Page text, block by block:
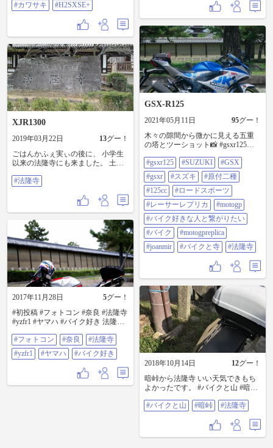
#カワサキ
#H2SXSE+
GSX-R125
2021年05月11日 95グー！
木々の隙間から微かに見える五重
の塔とツーショット📸 #gsxr125
種 #125cc #ロードスポーツ #レーサ
ーレプリカ #motogp #バイク好きな
人と繋がりたい #バイク
#motogpreplica #joanmir #バイクと寺
#法隆寺
#gsxr125 #SUZUKI
#GSX
#gsxr
#スズキ
#原付二種
#125cc
#ロードスポーツ
#レーサーレプリカ
#motogp
#バイク好きな人と繋がりたい
#バイク
#motogpreplica
#joanmir
#バイクと寺 #法隆寺
XJR1300
2019年03月22日 13グー！
ごはんかふぇ実ぃの後に、 小学生
以来の法隆寺にも来ました。 土産
め。と言ってくれて、 無料で駐車
がたかったです。 #法隆寺
#法隆寺
2018年10月14日 12グー！
暗峠から法隆寺 いい天気できもち
よかったです。 #バイクと山 #暗峠
#バイクと山
#暗峠 #法隆寺
2017年11月28日 5グー！
#初投稿 #フォトコン #奈良 #法隆寺
#yzfr1 #ヤマハ #バイク好き 法隆寺
不思議な力が有って、毎回お願い
したこと叶います。 21世紀のバイ
クと千年前のお寺と合わせた不思
#フォトコン #奈良
#法隆寺
#yzfr1
#ヤマハ #バイク好き